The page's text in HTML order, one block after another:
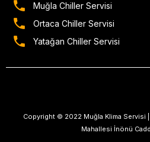
Muğla Chiller Servisi
Ortaca Chiller Servisi
Yatağan Chiller Servisi
Copyright © 2022 Muğla Klima Servisi |
Mahallesi İnönü